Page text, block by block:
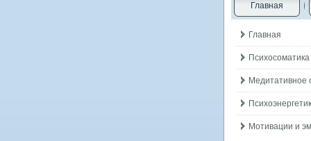
Главная
Главная
Психосоматика
Медитативное
Мотивации и